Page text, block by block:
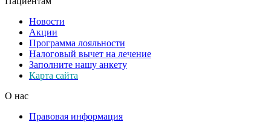
Новости
Акции
Программа лояльности
Налоговый вычет на лечение
Заполните нашу анкету
Карта сайта
О нас
Правовая информация